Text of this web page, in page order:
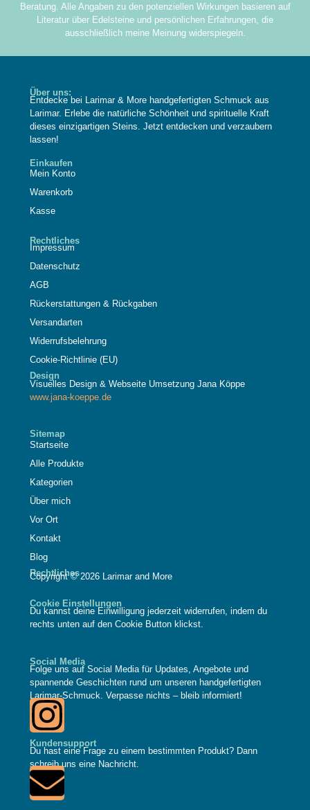
Beratung. Alle Angaben zu den potenziellen Wirkungen basieren auf
Literatur über Edelsteine und persönlichen Erfahrungen, die
ausschließlich meine Meinung widerspiegeln.
Über uns:
Entdecke bei Larimar & More handgefertigten Schmuck aus
Larimar. Erlebe die natürliche Schönheit und spirituelle Kraft
dieses einzigartigen Steins. Jetzt entdecken und verzaubern
lassen!
Einkaufen
Mein Konto
Warenkorb
Kasse
Rechtliches
Impressum
Datenschutz
AGB
Rückerstattungen & Rückgaben
Versandarten
Widerrufsbelehrung
Cookie-Richtlinie (EU)
Design
Visuelles Design & Webseite Umsetzung Jana Köppe
www.jana-koeppe.de
Sitemap
Startseite
Alle Produkte
Kategorien
Über mich
Vor Ort
Kontakt
Blog
Rechtliches
Copyright © 2026 Larimar and More
Cookie Einstellungen
Du kannst deine Einwilligung jederzeit widerrufen, indem du
rechts unten auf den Cookie Button klickst.
Social Media
Folge uns auf Social Media für Updates, Angebote und
spannende Geschichten rund um unseren handgefertigten
Larimar-Schmuck. Verpasse nichts – bleib informiert!
Kundensupport
Du hast eine Frage zu einem bestimmten Produkt? Dann
schreib uns eine Nachricht.